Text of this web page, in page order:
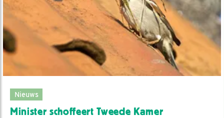
Nieuws
Minister schoffeert Tweede Kamer